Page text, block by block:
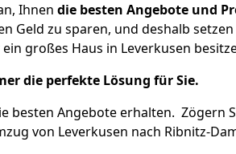
Ihnen die besten Angebote und
Geld zu sparen, und deshalb
großes Haus in Leverkusen
die perfekte Lösung für Sie.
besten Angebote erhalten. Zögern
von Leverkusen nach Ribnitz-